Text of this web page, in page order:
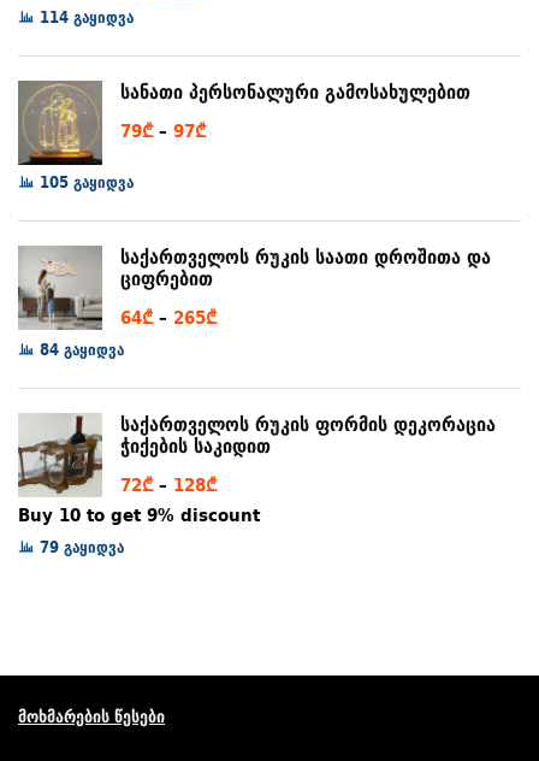
through
80₾
114 გაყიდვა
სანათი პერსონალური გამოსახულებით
79₾ – 97₾Price
through
97₾
105 გაყიდვა
საქართველოს რუკის საათი დროშითა და
ციფრებით
64₾ – 265₾Price
through
265₾
84 გაყიდვა
საქართველოს რუკის ფორმის დეკორაცია
ჭიქების საკიდით
72₾ – 128₾Price
range:
Buy 10 to get 9% discount
79 გაყიდვა
მოხმარების წესები